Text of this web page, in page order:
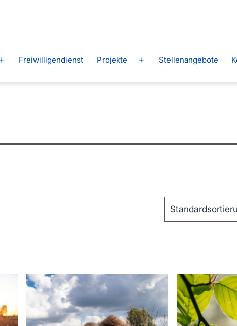
Menü
Freiwilligendienst Projekte
Menü
Stellenangebote